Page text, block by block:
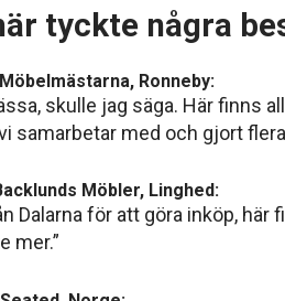
tyckte några
Ronneby:
skulle jag säga. Här finns
samarbetar med och gjort flera
Möbler, Linghed:
Dalarna för att göra inköp,
mer.”